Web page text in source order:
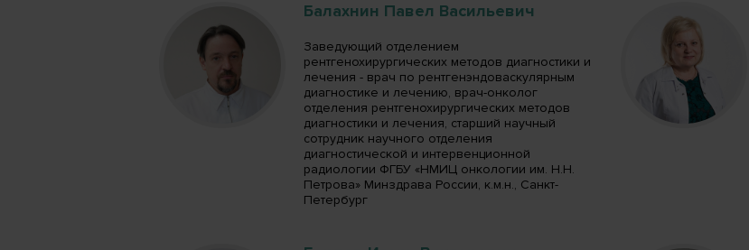
Балахнин Павел Васильевич
Заведующий отделением
рентгенохирургических методов диагностики и
лечения - врач по рентгенэндоваскулярным
диагностике и лечению, врач-онколог
отделения рентгенохирургических методов
диагностики и лечения, старший научный
сотрудник научного отделения
диагностической и интервенционной
радиологии ФГБУ «НМИЦ онкологии им. Н.Н.
Петрова» Минздрава России, к.м.н., Санкт-
Петербург